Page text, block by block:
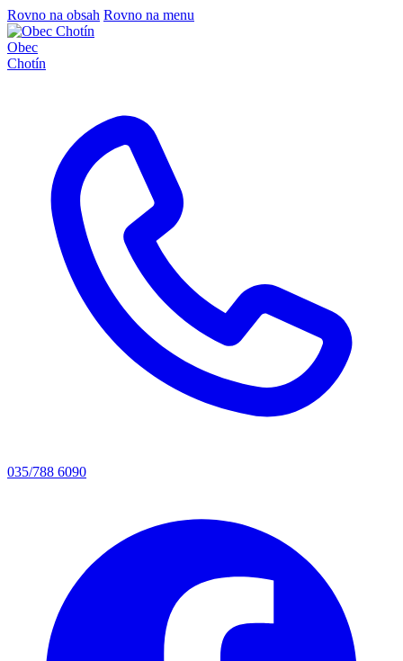
Rovno na obsah Rovno na menu
Obec
Chotín
035/788 6090